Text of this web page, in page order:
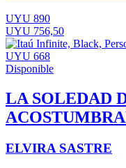
UYU 890
UYU 756,50
UYU 668
Disponible
LA SOLEDAD
ELVIRA SASTRE